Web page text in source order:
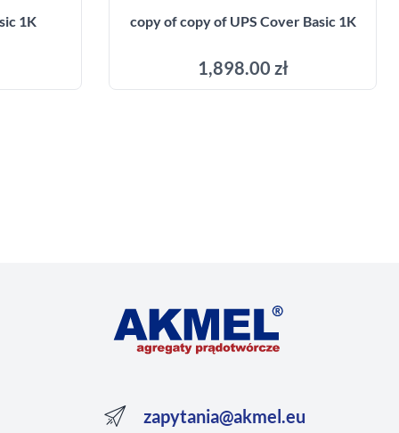
1K copy of copy of UPS Cover Basic 1K
1,898.00 zł
zapytania@akmel.eu